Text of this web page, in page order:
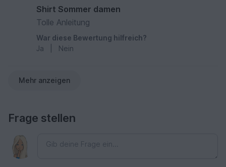
Shirt Sommer damen
Tolle Anleitung
War diese Bewertung hilfreich?
Ja
Nein
Mehr anzeigen
Frage stellen